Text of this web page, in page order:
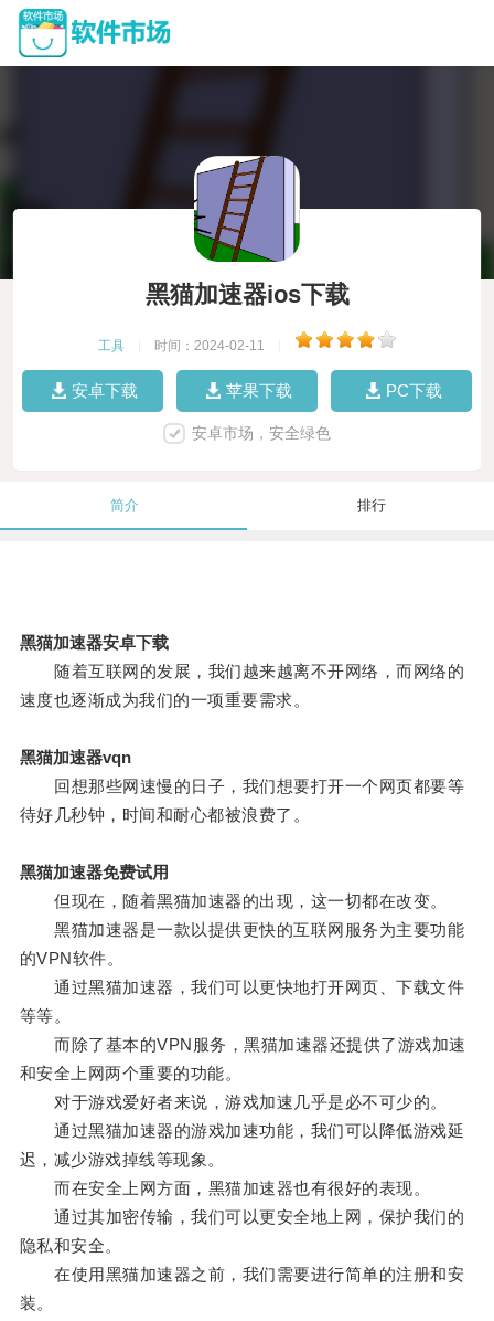
黑猫加速器ios下载
工具 时间：2024-02-11
安卓下载 苹果下载 PC下载
安卓市场，安全绿色
简介 排行
黑猫加速器安卓下载
随着互联网的发展，我们越来越离不开网络，而网络的
速度也逐渐成为我们的一项重要需求。
黑猫加速器vqn
回想那些网速慢的日子，我们想要打开一个网页都要等
待好几秒钟，时间和耐心都被浪费了。
黑猫加速器免费试用
但现在，随着黑猫加速器的出现，这一切都在改变。
黑猫加速器是一款以提供更快的互联网服务为主要功能
的VPN软件。
通过黑猫加速器，我们可以更快地打开网页、下载文件
等等。
而除了基本的VPN服务，黑猫加速器还提供了游戏加速
和安全上网两个重要的功能。
对于游戏爱好者来说，游戏加速几乎是必不可少的。
通过黑猫加速器的游戏加速功能，我们可以降低游戏延
迟，减少游戏掉线等现象。
而在安全上网方面，黑猫加速器也有很好的表现。
通过其加密传输，我们可以更安全地上网，保护我们的
隐私和安全。
在使用黑猫加速器之前，我们需要进行简单的注册和安
装。